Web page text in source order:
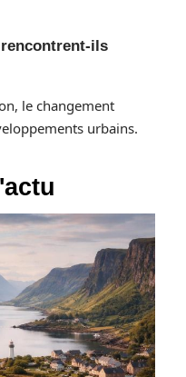
ils
le changement
urbains.